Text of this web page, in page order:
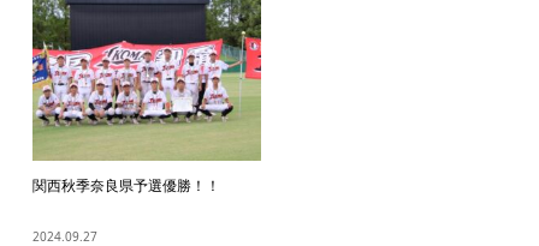
関西秋季奈良県予選優勝！！
2024.09.27